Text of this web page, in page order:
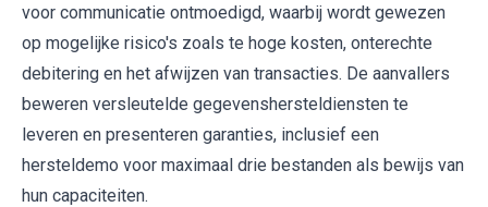
voor communicatie ontmoedigd, waarbij wordt gewezen
op mogelijke risico's zoals te hoge kosten, onterechte
debitering en het afwijzen van transacties. De aanvallers
beweren versleutelde gegevenshersteldiensten te
leveren en presenteren garanties, inclusief een
hersteldemo voor maximaal drie bestanden als bewijs van
hun capaciteiten.